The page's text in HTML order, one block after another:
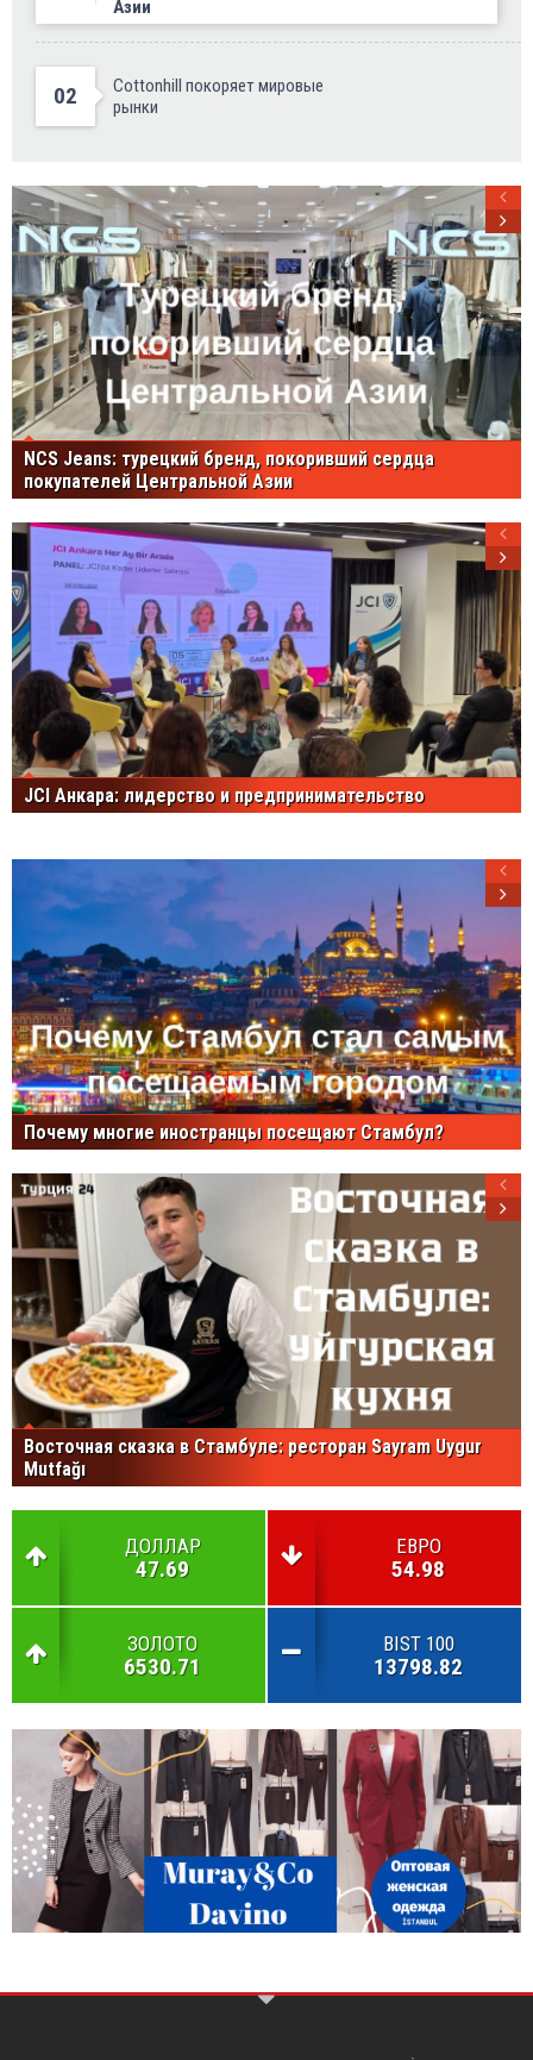
Азии
02
Cottonhill покоряет мировые
рынки
NCS Jeans: турецкий бренд, покоривший сердца
покупателей Центральной Азии
JCI Анкара: лидерство и предпринимательство
Почему многие иностранцы посещают Стамбул?
Восточная сказка в Стамбуле: ресторан Sayram Uygur
Mutfağı
ДОЛЛАР
47.69
ЕВРО
54.98
ЗОЛОТО
6530.71
BIST 100
13798.82